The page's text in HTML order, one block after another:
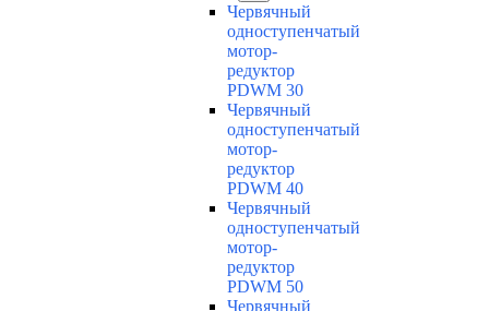
Червячный
одноступенчатый
мотор-
редуктор
PDWM 30
Червячный
одноступенчатый
мотор-
редуктор
PDWM 40
Червячный
одноступенчатый
мотор-
редуктор
PDWM 50
Червячный